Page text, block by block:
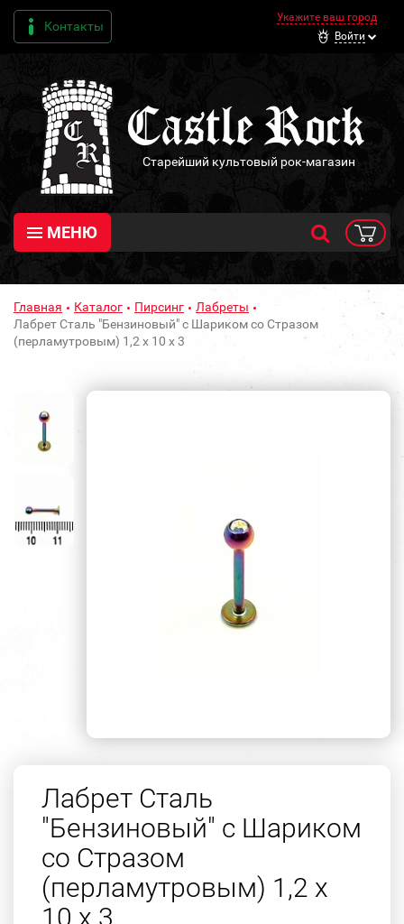
Контакты
Укажите ваш город
Войти
Старейший культовый рок-магазин
МЕНЮ
Главная Каталог Пирсинг
Лабреты
Лабрет Сталь "Бензиновый" с Шариком со Стразом
(перламутровым) 1,2 х 10 х 3
Лабрет Сталь
"Бензиновый" с Шариком
со Стразом
(перламутровым) 1,2 х
10 х 3